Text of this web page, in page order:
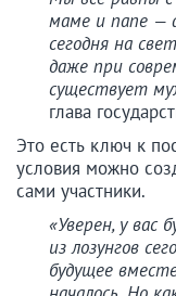
маме и папе —
сегодня на
даже при
существует
глава
Это есть ключ к
условия можно
сами участники.
«Уверен, у вас
из лозунгов
будущее